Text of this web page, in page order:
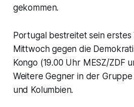
gekommen.
Portugal bestreitet sein erstes
Mittwoch gegen die
Kongo (19.00 Uhr MESZ/ZDF
Weitere Gegner in der
und Kolumbien.